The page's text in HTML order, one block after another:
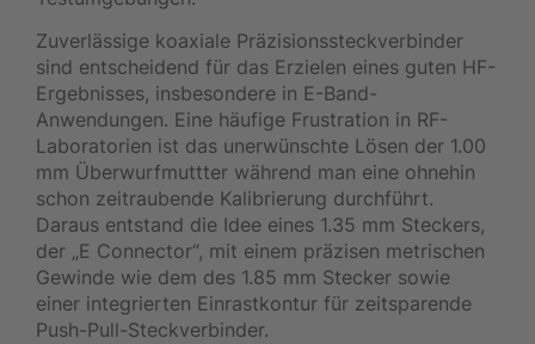
Zuverlässige koaxiale Präzisionssteckverbinder
sind entscheidend für das Erzielen eines guten HF-
Ergebnisses, insbesondere in E-Band-
Anwendungen. Eine häufige Frustration in RF-
Laboratorien ist das unerwünschte Lösen der 1.00
mm Überwurfmuttter während man eine ohnehin
schon zeitraubende Kalibrierung durchführt.
Daraus entstand die Idee eines 1.35 mm Steckers,
der „E Connector“, mit einem präzisen metrischen
Gewinde wie dem des 1.85 mm Stecker sowie
einer integrierten Einrastkontur für zeitsparende
Push-Pull-Steckverbinder.